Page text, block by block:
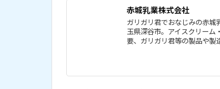
赤城乳業株式会社
ガリガリ君でおなじみの赤
玉県深谷市。アイスクリーム
要、ガリガリ君等の製品や製